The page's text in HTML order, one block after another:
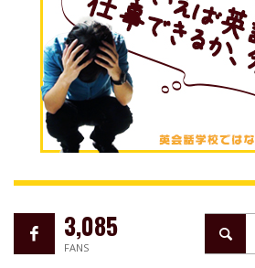
3,085
FANS